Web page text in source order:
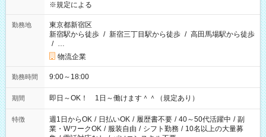
※規定による
勤務地
東京都新宿区
新宿駅から徒歩 / 新宿三丁目駅から徒歩 / 高田馬場駅から徒歩
/ …
物流企業
勤務時間 9:00～18:00
期間 即日～OK！ 1日～働けます＾＾（規定あり）
特徴 週1日からOK / 日払いOK / 履歴書不要 / 40～50代活躍中 / 副
業・WワークOK / 服装自由 / シフト勤務 / 10名以上の大量募